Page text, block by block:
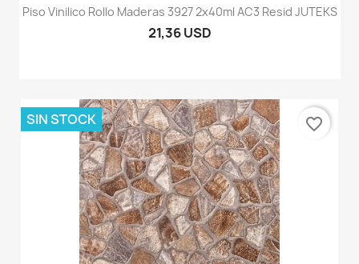
Piso Vinilico Rollo Maderas 3927 2x40ml AC3 Resid JUTEKS
21,36 USD
SIN STOCK favorite_border